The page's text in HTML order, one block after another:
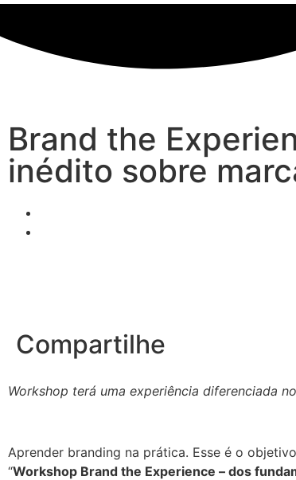
Brand the
inédito sobre
Compartilhe
Workshop terá uma experiência diferenciada
Aprender branding na prática. Esse é o
“Workshop Brand the Experience – dos